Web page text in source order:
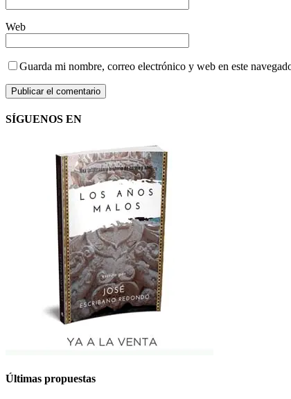
Web
Guarda mi nombre, correo electrónico y web en este
SÍGUENOS EN
Últimas propuestas